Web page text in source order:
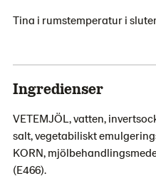
Tina i rumstemperatur i
Ingredienser
VETEMJÖL, vatten,
salt, vegetabiliskt
KORN,
(E466).